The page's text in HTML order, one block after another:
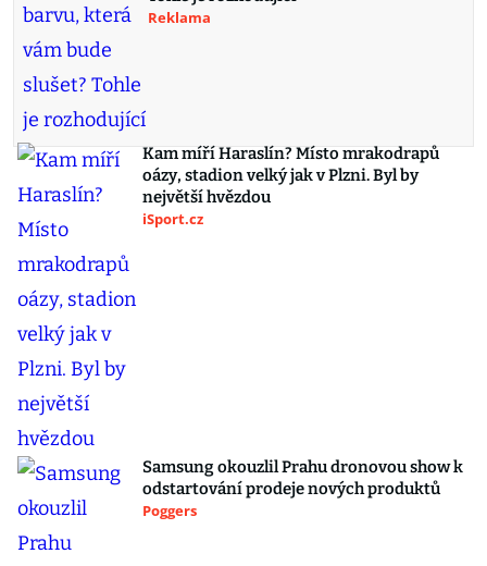
Reklama
Kam míří Haraslín? Místo mrakodrapů
oázy, stadion velký jak v Plzni. Byl by
největší hvězdou
iSport.cz
Samsung okouzlil Prahu dronovou show k
odstartování prodeje nových produktů
Poggers